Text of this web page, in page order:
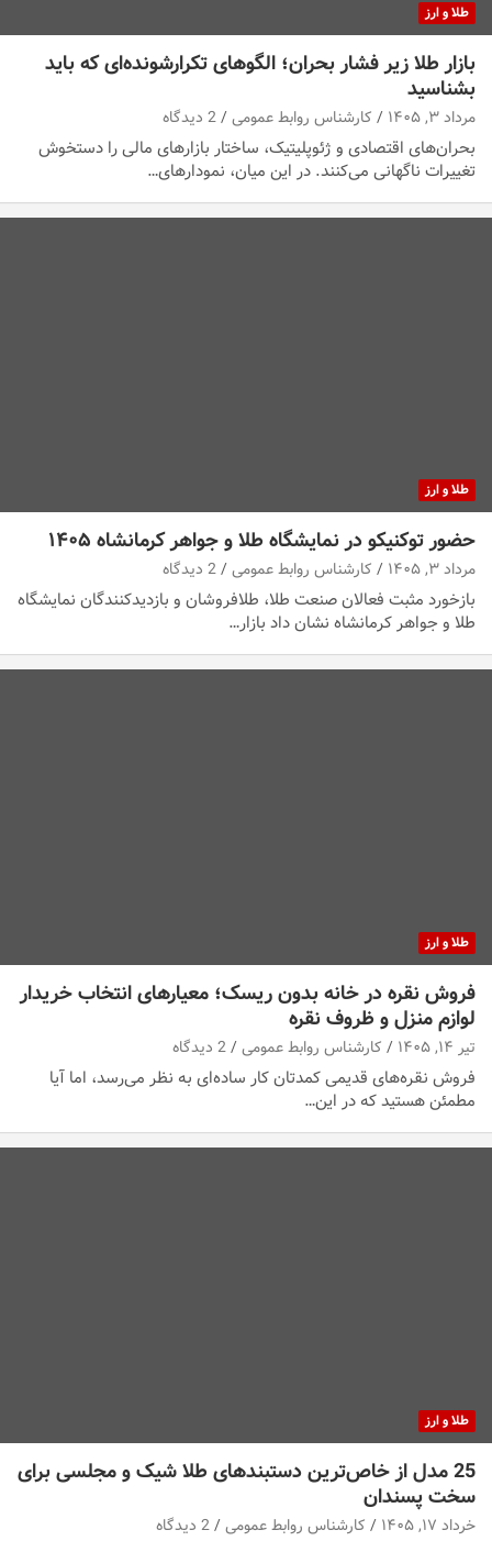
طلا و ارز
بازار طلا زیر فشار بحران؛ الگوهای تکرارشونده‌ای که باید
بشناسید
مرداد ۳, ۱۴۰۵ کارشناس روابط عمومی 2 دیدگاه
بحران‌های اقتصادی و ژئوپلیتیک، ساختار بازارهای مالی را دستخوش
تغییرات ناگهانی می‌کنند. در این میان، نمودارهای…
طلا و ارز
حضور توکنیکو در نمایشگاه طلا و جواهر کرمانشاه ۱۴۰۵
مرداد ۳, ۱۴۰۵ کارشناس روابط عمومی 2 دیدگاه
بازخورد مثبت فعالان صنعت طلا، طلافروشان و بازدیدکنندگان نمایشگاه
طلا و جواهر کرمانشاه نشان داد بازار…
طلا و ارز
فروش نقره در خانه بدون ریسک؛ معیارهای انتخاب خریدار
لوازم منزل و ظروف نقره
تیر ۱۴, ۱۴۰۵ کارشناس روابط عمومی 2 دیدگاه
فروش نقره‌های قدیمی کمدتان کار ساده‌ای به نظر می‌رسد، اما آیا
مطمئن هستید که در این…
طلا و ارز
25 ‌مدل از خاص‌ترین دستبندهای طلا شیک و مجلسی برای
سخت پسندان
خرداد ۱۷, ۱۴۰۵ کارشناس روابط عمومی 2 دیدگاه